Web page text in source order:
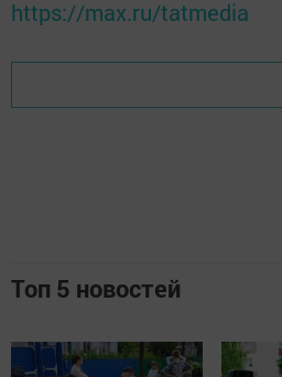
https://max.ru/tatmedia
Топ 5 новостей